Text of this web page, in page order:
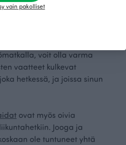
rakentamiseen ja
voit olla varma
vaatteet kulkevat
hetkessä, ja joissa sinun
ovat myös oivia
Jooga ja
ole tuntuneet yhtä
vain pakolliset